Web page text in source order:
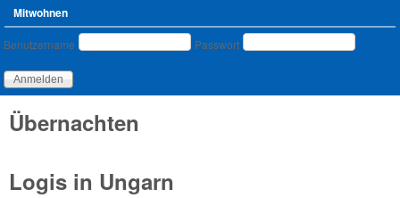
Mitwohnen
Benutzeranmeldung
Benutzername Passwort
Übernachten
Logis in Ungarn